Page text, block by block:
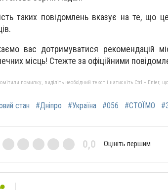
таких повідомлень вказує на те, що
вас дотримуватися рекомендацій
місць! Стежте за офіційними
помилку, виділіть необхідний текст і натисніть Ctrl + Enter,
стан #Дніпро #Україна #056 #СТОЇМО
0,0 Оцініть першим